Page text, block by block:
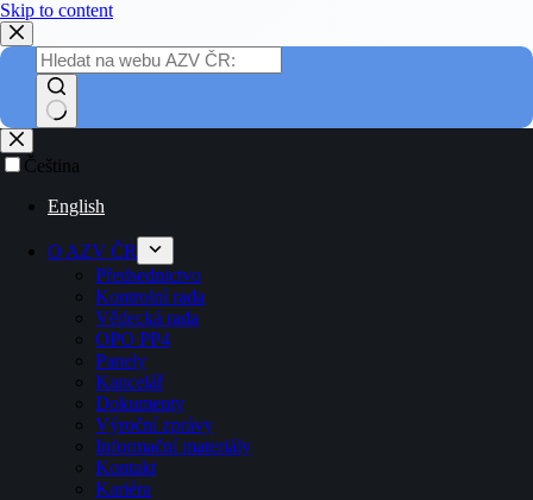
Skip to content
Čeština
English
O AZV ČR
Předsednictvo
Kontrolní rada
Vědecká rada
OPO PP4
Panely
Kancelář
Dokumenty
Výroční zprávy
Informační materiály
Kontakt
Kariéra